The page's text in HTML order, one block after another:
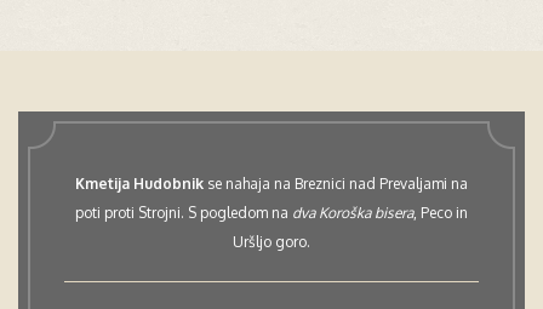
Kmetija Hudobnik se nahaja na Breznici nad Prevaljami na
poti proti Strojni. S pogledom na dva Koroška bisera, Peco in
Uršljo goro.